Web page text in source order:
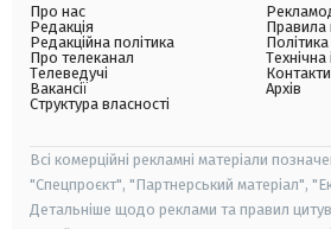
Про нас
Редакція
Редакційна політика
Про телеканал
Телеведучі
Вакансії
Структура власності
Правила
Контакти
Архів
Всі комерційні рекламні матеріали
"Спецпроєкт", "Партнерський матеріал",
Детальніше щодо реклами та правил